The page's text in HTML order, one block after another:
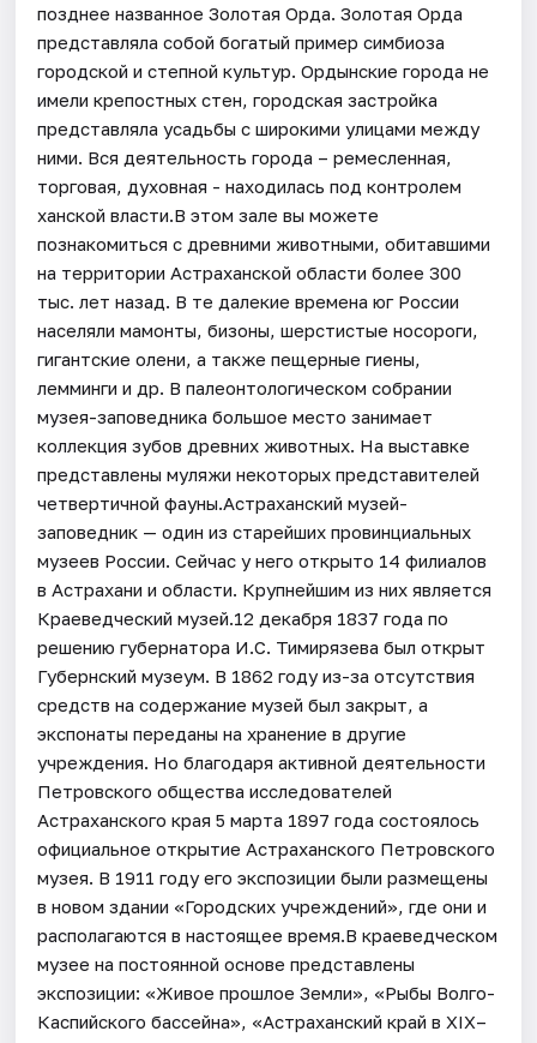
позднее названное Золотая Орда. Золотая Орда
представляла собой богатый пример симбиоза
городской и степной культур. Ордынские города не
имели крепостных стен, городская застройка
представляла усадьбы с широкими улицами между
ними. Вся деятельность города – ремесленная,
торговая, духовная - находилась под контролем
ханской власти.В этом зале вы можете
познакомиться с древними животными, обитавшими
на территории Астраханской области более 300
тыс. лет назад. В те далекие времена юг России
населяли мамонты, бизоны, шерстистые носороги,
гигантские олени, а также пещерные гиены,
лемминги и др. В палеонтологическом собрании
музея-заповедника большое место занимает
коллекция зубов древних животных. На выставке
представлены муляжи некоторых представителей
четвертичной фауны.Астраханский музей-
заповедник — один из старейших провинциальных
музеев России. Сейчас у него открыто 14 филиалов
в Астрахани и области. Крупнейшим из них является
Краеведческий музей.12 декабря 1837 года по
решению губернатора И.С. Тимирязева был открыт
Губернский музеум. В 1862 году из-за отсутствия
средств на содержание музей был закрыт, а
экспонаты переданы на хранение в другие
учреждения. Но благодаря активной деятельности
Петровского общества исследователей
Астраханского края 5 марта 1897 года состоялось
официальное открытие Астраханского Петровского
музея. В 1911 году его экспозиции были размещены
в новом здании «Городских учреждений», где они и
располагаются в настоящее время.В краеведческом
музее на постоянной основе представлены
экспозиции: «Живое прошлое Земли», «Рыбы Волго-
Каспийского бассейна», «Астраханский край в XIX–